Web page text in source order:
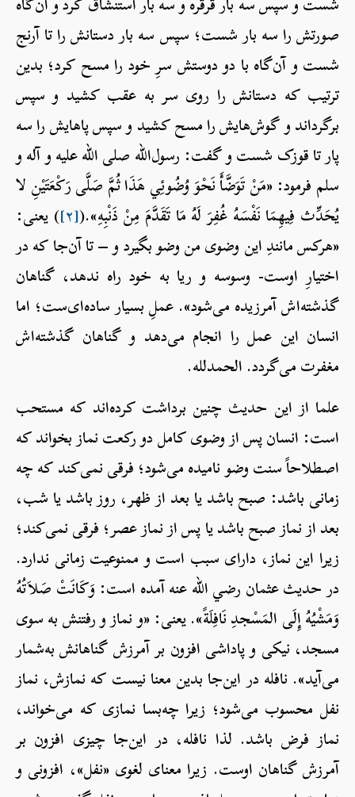
صورتش را سه بار شست؛ سپس سه بار دستانش را تا آرنج
شست و آن‌گاه با دو دوستش سرِ خود را مسح کرد؛ بدین
ترتیب که دستانش را روی سر به عقب کشید و سپس
برگرداند و گوش‌هایش را مسح کشید و سپس پاهایش را سه
پار تا قوزک شست و گفت: رسول‌الله صلی الله علیه و آله و
سلم فرمود: «مَنْ تَوَضَّأَ نَحْوَ وُضُوئِي هَذَا ثُمَّ صَلَّى رَكْعَتَيْنِ لا
يُحَدِّث فِيهِمَا نَفْسَهُ غُفِرَ لَهُ مَا تَقَدَّمَ مِنْ ذَنْبِهِ».([۲] ) یعنی:
«هرکس مانندِ این وضوی من وضو بگیرد و – تا آن‌جا که در
اختیارِ اوست- وسوسه و ریا به خود راه ندهد، گناهان
گذشته‌اش آمرزیده می‌شود». عملِ بسیار ساده‌ای‌ست؛ اما
انسان این عمل را انجام می‌دهد و گناهان گذشته‌اش
مغفرت می‌گردد. الحمدلله.
علما از این حدیث چنین برداشت کرده‌اند که مستحب
است: انسان پس از وضوی کامل دو رکعت نماز بخواند که
اصطلاحاً سنت وضو نامیده می‌شود؛ فرقی نمی‌کند که چه
زمانی باشد: صبح باشد یا بعد از ظهر، روز باشد یا شب،
بعد از نماز صبح باشد یا پس از نماز عصر؛ فرقی نمی‌کند؛
زیرا این نماز، دارای سبب است و ممنوعیت زمانی ندارد.
در حدیث عثمان رضي الله عنه آمده است: وَكَانَتْ صَلاَتُهُ
وَمَشْيُهُ إِلَى المَسْجدِ نَافِلَةً». یعنی: «و نماز و رفتنش به سوی
مسجد، نیکی و پاداشی افزون بر آمرزش گناهانش به‌شمار
می‌آید». نافله در این‌جا بدین معنا نیست که نمازش، نماز
نفل محسوب می‌شود؛ زیرا چه‌بسا نمازی که می‌خواند،
نماز فرض باشد. لذا نافله، در این‌جا چیزی افزون بر
آمرزش گناهان اوست. زیرا معنای لغوی «نفل»، افزونی و